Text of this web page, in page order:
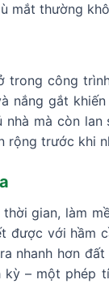
mắt thường
trong công
nắng gắt
mà còn
rộng trước khi
gian, làm
với hầm
nhanh hơn
– một phép